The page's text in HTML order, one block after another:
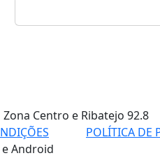
Zona Centro e Ribatejo 92.8
POLÍTICA DE
Android